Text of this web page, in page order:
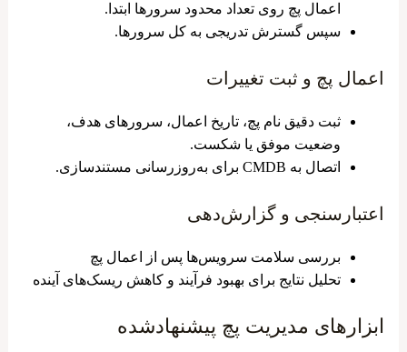
اعمال پچ روی تعداد محدود سرورها ابتدا.
سپس گسترش تدریجی به کل سرورها.
اعمال پچ و ثبت تغییرات
ثبت دقیق نام پچ، تاریخ اعمال، سرورهای هدف،
وضعیت موفق یا شکست.
اتصال به CMDB برای به‌روزرسانی مستندسازی.
اعتبارسنجی و گزارش‌دهی
بررسی سلامت سرویس‌ها پس از اعمال پچ
تحلیل نتایج برای بهبود فرآیند و کاهش ریسک‌های آینده
ابزارهای مدیریت پچ پیشنهادشده